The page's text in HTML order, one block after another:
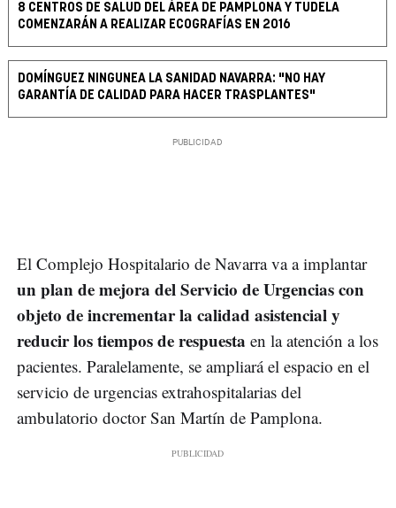
8 CENTROS DE SALUD DEL ÁREA DE PAMPLONA Y TUDELA
COMENZARÁN A REALIZAR ECOGRAFÍAS EN 2016
DOMÍNGUEZ NINGUNEA LA SANIDAD NAVARRA: "NO HAY
GARANTÍA DE CALIDAD PARA HACER TRASPLANTES"
El Complejo Hospitalario de Navarra va a implantar
un plan de mejora del Servicio de Urgencias con
objeto de incrementar la calidad asistencial y
reducir los tiempos de respuesta en la atención a los
pacientes. Paralelamente, se ampliará el espacio en el
servicio de urgencias extrahospitalarias del
ambulatorio doctor San Martín de Pamplona.